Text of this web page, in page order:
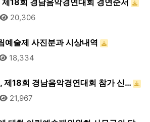
20,306
술제 사진분과 시상내역
18,334
제18회 경남음악경연대회 참가 신…
21,967